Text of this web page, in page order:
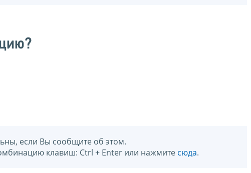
если Вы сообщите об этом.
клавиш: Ctrl + Enter или нажмите сюда.